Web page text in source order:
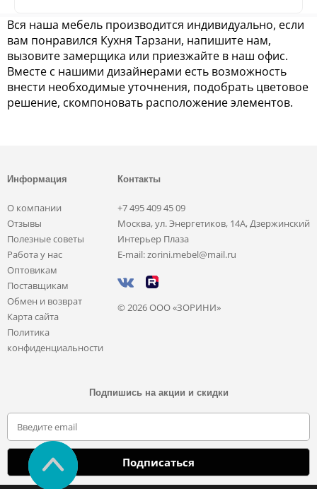
Вся наша мебель производится индивидуально, если
вам понравился Кухня Тарзани, напишите нам,
вызовите замерщика или приезжайте в наш офис.
Вместе с нашими дизайнерами есть возможность
внести необходимые уточнения, подобрать цветовое
решение, скомпоновать расположение элементов.
Информация
О компании
Отзывы
Полезные советы
Работа у нас
Оптовикам
Поставщикам
Обмен и возврат
Карта сайта
Политика
конфиденциальности
Контакты
+7 495 409 45 09
Москва, ул. Энергетиков, 14А, Дзержинский
Интерьер Плаза
E-mail: zorini.mebel@mail.ru
© 2026 ООО «ЗОРИНИ»
Подпишись на акции и скидки